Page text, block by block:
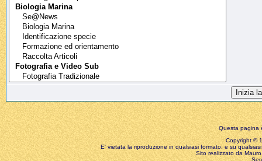
Questa pagina
Copyright ©
E' vietata la riproduzione in qualsiasi formato, e su
Sito realizzato da